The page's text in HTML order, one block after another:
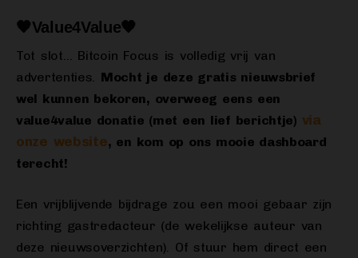
🧡Value4Value🧡
Tot slot… Bitcoin Focus is volledig vrij van
advertenties. Mocht je deze gratis nieuwsbrief
wel kunnen bekoren, overweeg eens een
value4value donatie (met een lief berichtje) via
onze website, en kom op ons mooie dashboard
terecht!
Een vrijblijvende bijdrage zou een mooi gebaar zijn
richting gastredacteur (de wekelijkse auteur van
deze nieuwsoverzichten). Of stuur hem direct een